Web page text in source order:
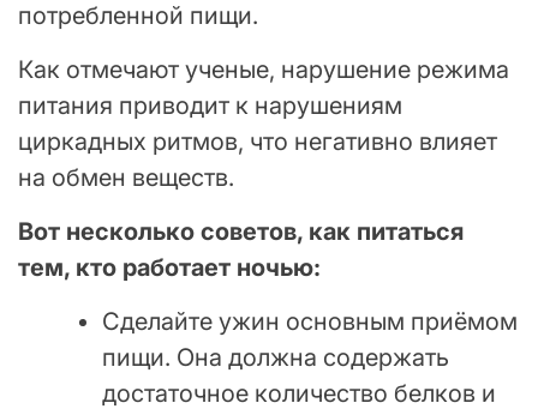
потребленной пищи.
Как отмечают ученые, нарушение режима
питания приводит к нарушениям
циркадных ритмов, что негативно влияет
на обмен веществ.
Вот несколько советов, как питаться
тем, кто работает ночью:
Сделайте ужин основным приёмом
пищи. Она должна содержать
достаточное количество белков и